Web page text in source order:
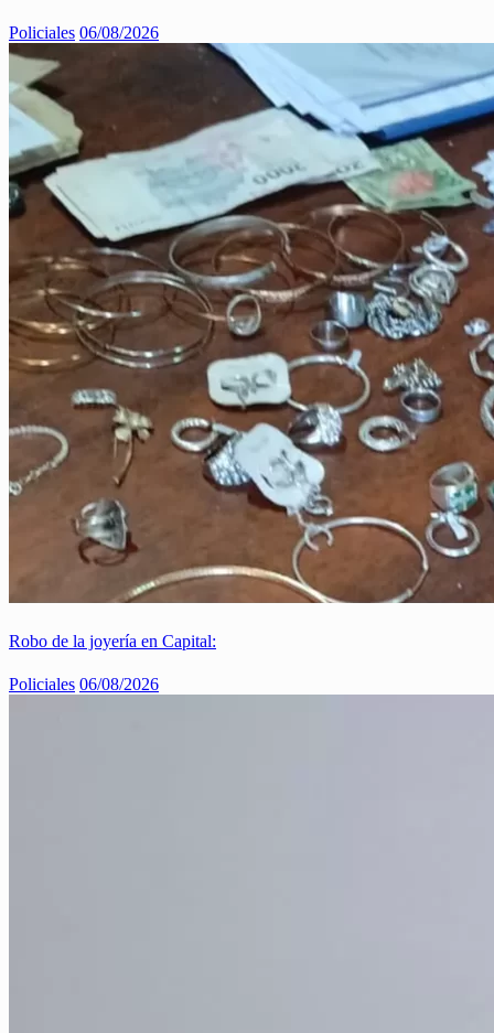
Policiales 06/08/2026
Robo de la joyería en Capital:
Policiales 06/08/2026